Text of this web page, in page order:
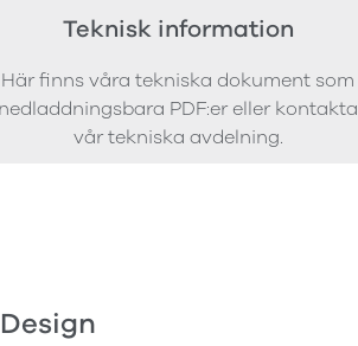
Teknisk information
Här finns våra tekniska dokument som
PDF:er eller kontakta
vår tekniska avdelning.
Design